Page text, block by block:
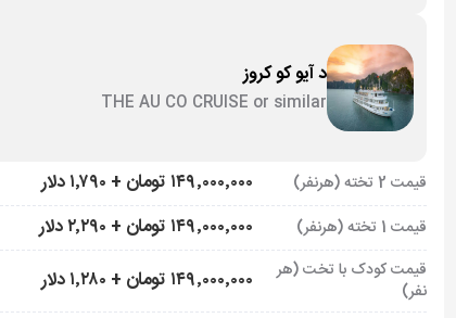
د آیو کو کروز
THE AU CO CRUISE or similar
قیمت 2 تخته (هرنفر) ۱۴۹٬۰۰۰٬۰۰۰ تومان + ۱٬۷۹۰ دلار
قیمت 1 تخته (هرنفر) ۱۴۹٬۰۰۰٬۰۰۰ تومان + ۲٬۲۹۰ دلار
قیمت کودک با تخت (هر
نفر)
۱۴۹٬۰۰۰٬۰۰۰ تومان + ۱٬۲۸۰ دلار